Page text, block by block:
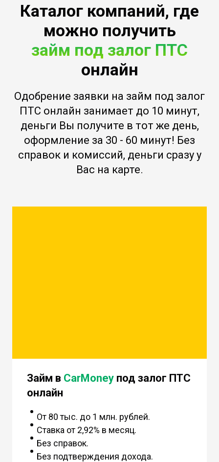
Каталог компаний, где
можно получить
займ под залог ПТС
онлайн
Одобрение заявки на займ под залог
ПТС онлайн занимает до 10 минут,
деньги Вы получите в тот же день,
оформление за 30 - 60 минут! Без
справок и комиссий, деньги сразу у
Вас на карте.
Займ в CarMoney под залог ПТС
онлайн
От 80 тыс. до 1 млн. рублей.
Ставка от 2,92% в месяц.
Без справок.
Без подтверждения дохода.